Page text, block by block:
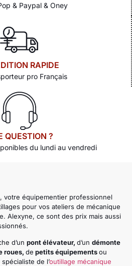
& Paypal & Oney
RAPIDE
pro Français
QUESTION ?
du lundi au vendredi
votre équipementier professionnel
pour vos ateliers de mécanique
Alexyne, ce sont des prix mais aussi
d’un pont élévateur, d’un démonte
roues, de petits équipementsou
de l’outillage mécanique